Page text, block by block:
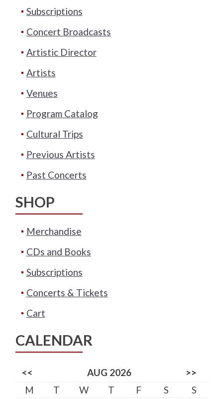
Subscriptions
Concert Broadcasts
Artistic Director
Artists
Venues
Program Catalog
Cultural Trips
Previous Artists
Past Concerts
SHOP
Merchandise
CDs and Books
Subscriptions
Concerts & Tickets
Cart
CALENDAR
<< AUG 2026
>>
M
T W T F S
S